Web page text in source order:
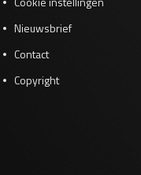
Nieuwsbrief
Contact
Copyright